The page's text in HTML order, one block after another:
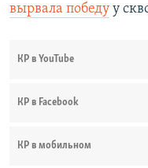
вырвала победу у
КР в YouTube
КР в Facebook
КР в мобильном